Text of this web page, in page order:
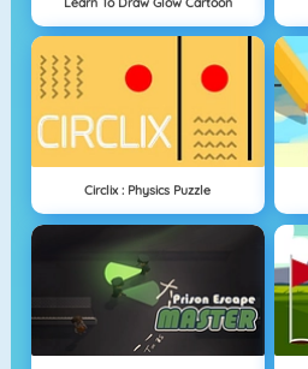
Circlix : Physics Puzzle